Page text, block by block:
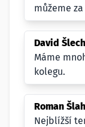
můžeme
David
Máme
kolegu.
Roman
Nejblížší